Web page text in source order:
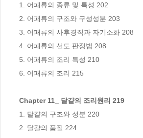
1. 어패류의 종류 및 특성 202
2. 어패류의 구조와 구성성분 203
3. 어패류의 사후경직과 자기소화 208
4. 어패류의 선도 판정법 208
5. 어패류의 조리 특성 210
6. 어패류의 조리 215
Chapter 11_ 달걀의 조리원리 219
1. 달걀의 구조와 성분 220
2. 달걀의 품질 224